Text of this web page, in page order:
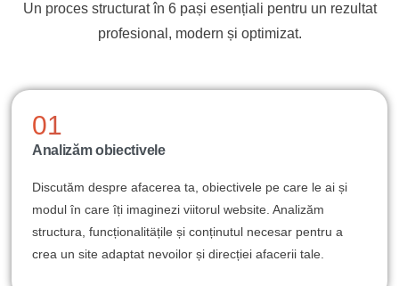
Un proces structurat în 6 pași esențiali pentru un rezultat
profesional, modern și optimizat.
01
Analizăm obiectivele
Discutăm despre afacerea ta, obiectivele pe care le ai și
modul în care îți imaginezi viitorul website. Analizăm
structura, funcționalitäțile și conținutul necesar pentru a
crea un site adaptat nevoilor și direcției afacerii tale.